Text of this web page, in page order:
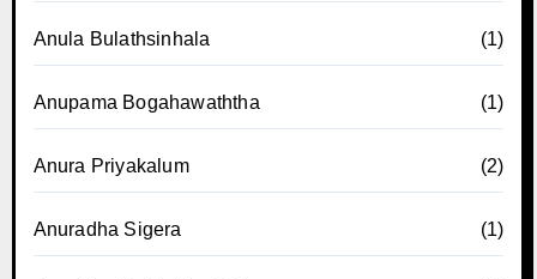
Anula Bulathsinhala (1)
Anupama Bogahawaththa (1)
Anura Priyakalum (2)
Anuradha Sigera (1)